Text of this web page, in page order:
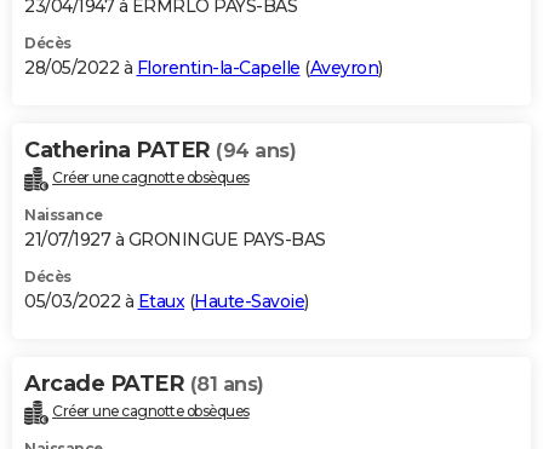
23/04/1947 à ERMRLO PAYS-BAS
Décès
28/05/2022 à Florentin-la-Capelle (Aveyron)
Catherina PATER (94 ans)
Créer une cagnotte obsèques
Naissance
21/07/1927 à GRONINGUE PAYS-BAS
Décès
05/03/2022 à Etaux(Haute-Savoie)
Arcade PATER (81 ans)
Créer une cagnotte obsèques